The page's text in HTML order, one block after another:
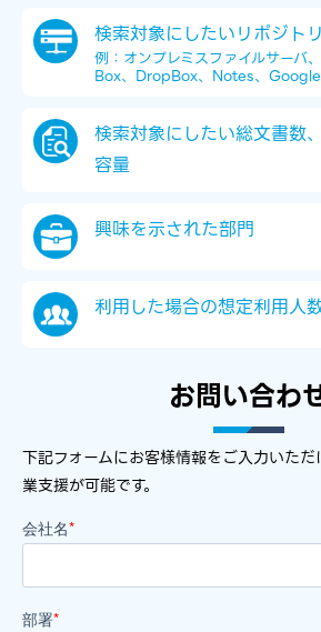
検索対象に​したいリポジトリ​
例：オンプレミスファイルサーバ
Box、​DropBox、​Notes、​
検索対象に​したい​総文書数
容量​
興味を​示された​部門​
利用した​場合の​想定利用​人
お問い合わ
下記フォームにお客様情報をご入力いただ
業支援が可能です。
会社名*
部署*